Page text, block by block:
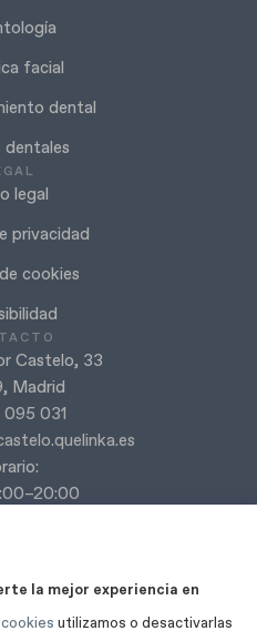
facial
dental
dentales
legal
privacidad
cookies
Castelo, 33
Madrid
095 031
cerrado
la mejor experiencia en
cookies utilizamos o desactivarlas